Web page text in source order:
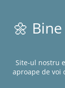
🌼
Site-ul nostru
aproape de voi